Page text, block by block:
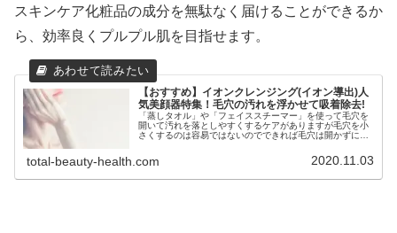
スキンケア化粧品の成分を無駄なく届けることができるか
ら、効率良くプルプル肌を目指せます。
【おすすめ】イオンクレンジング(イオン導出)人
気美顔器特集！毛穴の汚れを浮かせて吸着除去!
「蒸しタオル」や「フェイススチーマー」を使って毛穴を
開いて汚れを落としやすくするケアがありますが毛穴を小
さくするのは容易ではないのでできれば毛穴は開かずにケ
ことなく「皮脂汚れ」や「メイク残り」をスッキリと除去
できるイオンクレンジング(イオン導出)機能を搭載した家
total-beauty-health.com 2020.11.03